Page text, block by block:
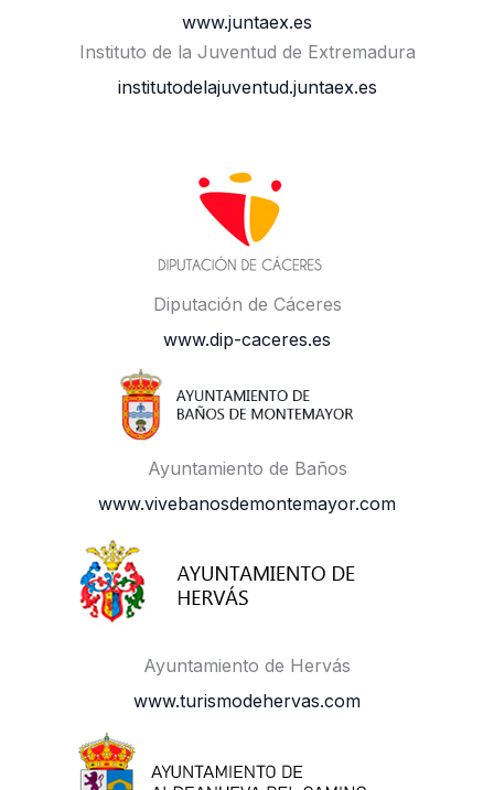
www.juntaex.es
Instituto de la Juventud de Extremadura
institutodelajuventud.juntaex.es
Diputación de Cáceres
www.dip-caceres.es
Ayuntamiento de Baños
www.vivebanosdemontemayor.com
Ayuntamiento de Hervás
www.turismodehervas.com